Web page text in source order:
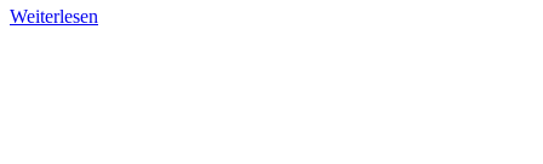
Weiterlesen